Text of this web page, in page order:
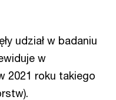
udział w badaniu
w
2021 roku takiego